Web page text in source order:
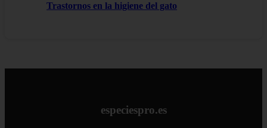
Trastornos en la higiene del gato
especiespro.es